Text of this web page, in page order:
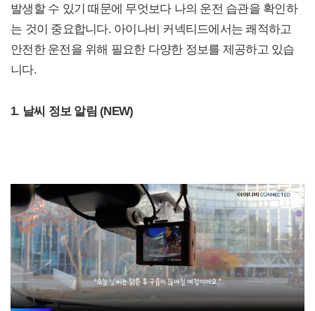
발생할 수 있기 때문에 무엇보다 나의 운전 습관을 확인하
는 것이 중요합니다. 아이나비 커넥티드에서는 쾌적하고
안전한 운전을 위해 필요한 다양한 정보를 제공하고 있습
니다.
1. 날씨 정보 알림 (NEW)